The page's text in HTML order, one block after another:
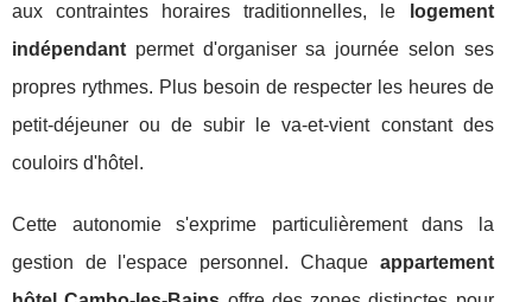
aux contraintes horaires traditionnelles, le
logement
indépendant permet d'organiser sa journée selon ses
propres rythmes. Plus besoin de respecter les heures de
petit-déjeuner ou de subir le va-et-vient constant des
couloirs d'hôtel.
Cette autonomie s'exprime particulièrement dans la
gestion de l'espace personnel. Chaque appartement